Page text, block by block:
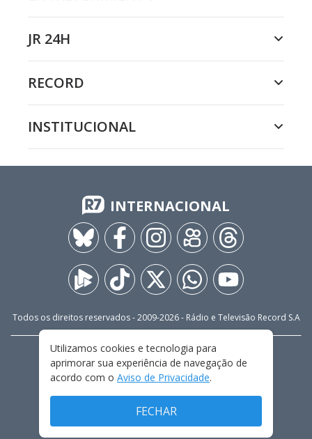
JR 24H
RECORD
INSTITUCIONAL
INTERNACIONAL
Todos os direitos reservados - 2009-2026- Rádio e Televisão Record S.A
FALE CONOSCO
PRIVACIDADE
TERMOS E CONDIÇÕES DE USO
Utilizamos cookies e tecnologia para
aprimorar sua experiência de navegação de
acordo com o Aviso de Privacidade.
FECHAR